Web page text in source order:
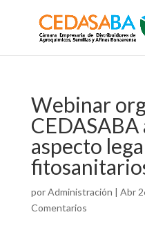
Webinar
aspecto
porAdministración | Abr
Comentarios